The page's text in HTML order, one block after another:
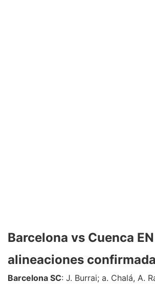
Barcelona vs Cuenca
alineaciones
Barcelona SC: J. Burrai; a. Chalá, A.